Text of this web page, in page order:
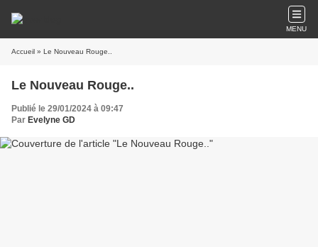
MENU
Accueil » Le Nouveau Rouge..
Le Nouveau Rouge..
Publié le 29/01/2024 à 09:47
Par Evelyne GD